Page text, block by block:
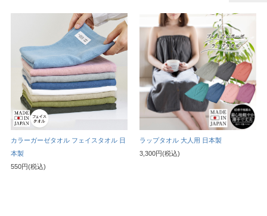
カラーガーゼタオル フェイスタオル 日
本製
550円(税込)
ラップタオル 大人用 日本製
3,300円(税込)